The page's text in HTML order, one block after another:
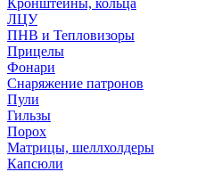
Кронштейны, кольца
ЛЦУ
ПНВ и Тепловизоры
Прицелы
Фонари
Снаряжение патронов
Пули
Гильзы
Порох
Матрицы, шеллхолдеры
Капсюли